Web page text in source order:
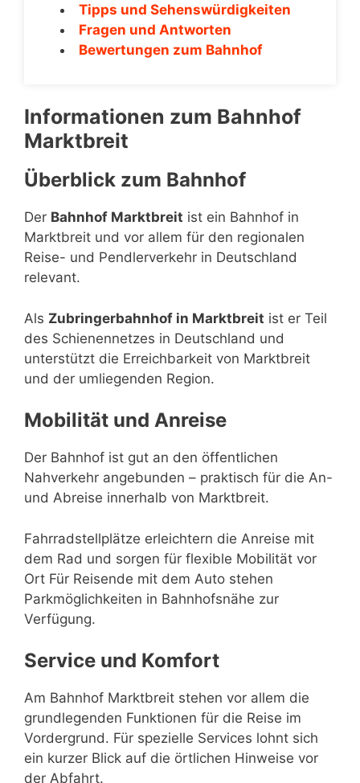
Tipps und Sehenswürdigkeiten
Fragen und Antworten
Bewertungen zum Bahnhof
Informationen zum Bahnhof
Marktbreit
Überblick zum Bahnhof
Der Bahnhof Marktbreit ist ein Bahnhof in
Marktbreit und vor allem für den regionalen
Reise- und Pendlerverkehr in Deutschland
relevant.
Als Zubringerbahnhof in Marktbreit ist er Teil
des Schienennetzes in Deutschland und
unterstützt die Erreichbarkeit von Marktbreit
und der umliegenden Region.
Mobilität und Anreise
Der Bahnhof ist gut an den öffentlichen
Nahverkehr angebunden – praktisch für die An-
und Abreise innerhalb von Marktbreit.
Fahrradstellplätze erleichtern die Anreise mit
dem Rad und sorgen für flexible Mobilität vor
Ort Für Reisende mit dem Auto stehen
Parkmöglichkeiten in Bahnhofsnähe zur
Verfügung.
Service und Komfort
Am Bahnhof Marktbreit stehen vor allem die
grundlegenden Funktionen für die Reise im
Vordergrund. Für spezielle Services lohnt sich
ein kurzer Blick auf die örtlichen Hinweise vor
der Abfahrt.